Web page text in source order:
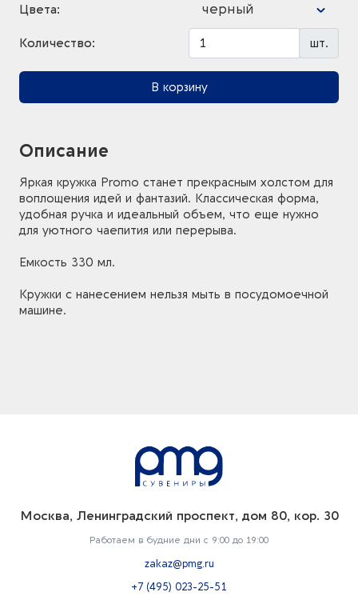
Цвета: черный
Количество: шт.
В корзину
Описание
Яркая кружка Promo станет прекрасным холстом для
воплощения идей и фантазий. Классическая форма,
удобная ручка и идеальный объем, что еще нужно
для уютного чаепития или перерыва.
Емкость 330 мл.
Кружки с нанесением нельзя мыть в посудомоечной
машине.
Москва, Ленинградский проспект, дом 80, кор. 30
Работаем в будние дни с 9:00 до 19:00
zakaz@pmg.ru
+7 (495) 023-25-51